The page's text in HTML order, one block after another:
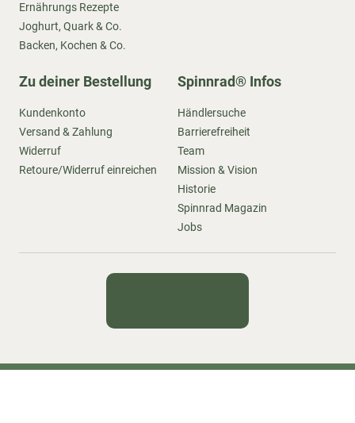
Ernährungs Rezepte
Joghurt, Quark & Co.
Backen, Kochen & Co.
Zu deiner Bestellung
Kundenkonto
Versand & Zahlung
Widerruf
Retoure/Widerruf einreichen
Spinnrad® Infos
Händlersuche
Barrierefreiheit
Team
Mission & Vision
Historie
Spinnrad Magazin
Jobs